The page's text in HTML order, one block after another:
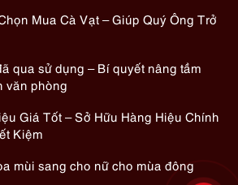
Mua Cà Vạt – Giúp Quý Ông Trở
qua sử dụng – Bí quyết nâng tầm
văn phòng
Giá Tốt – Sở Hữu Hàng Hiệu Chính
Kiệm
mùi sang cho nữ cho mùa đông